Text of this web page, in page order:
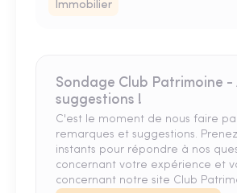
Immobilier
Sondage Club Patrimoine -
suggestions !
C'est le moment de nous faire
remarques et suggestions.
instants pour répondre à nos
concernant votre expérience et
concernant notre site Club